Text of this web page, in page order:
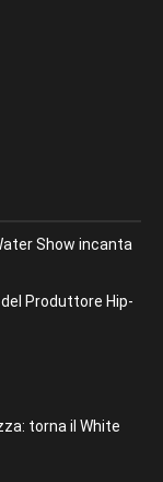
Show incanta
Produttore Hip-
torna il White